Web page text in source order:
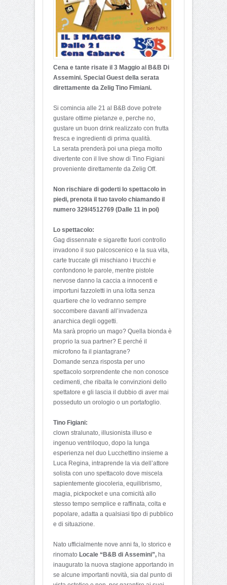
Cena e tante risate il 3 Maggio al B&B Di
Assemini. Special Guest della serata
direttamente da Zelig Tino Fimiani.
Si comincia alle 21 al B&B dove potrete
gustare ottime pietanze e, perche no,
gustare un buon drink realizzato con frutta
fresca e ingredienti di prima qualità.
La serata prenderà poi una piega molto
divertente con il live show di Tino Figiani
proveniente direttamente da Zelig Off.
Non rischiare di goderti lo spettacolo in
piedi, prenota il tuo tavolo chiamando il
numero 329/4512769 (Dalle 11 in poi)
Lo spettacolo:
Gag dissennate e sigarette fuori controllo
invadono il suo palcoscenico e la sua vita,
carte truccate gli mischiano i trucchi e
confondono le parole, mentre pistole
nervose danno la caccia a innocenti e
importuni fazzoletti in una lotta senza
quartiere che lo vedranno sempre
soccombere davanti all’invadenza
anarchica degli oggetti.
Ma sarà proprio un mago? Quella bionda è
proprio la sua partner? E perché il
microfono fa il piantagrane?
Domande senza risposta per uno
spettacolo sorprendente che non conosce
cedimenti, che ribalta le convinzioni dello
spettatore e gli lascia il dubbio di aver mai
posseduto un orologio o un portafoglio.
Tino Figiani:
clown stralunato, illusionista illuso e
ingenuo ventriloquo, dopo la lunga
esperienza nel duo Lucchettino insieme a
Luca Regina, intraprende la via dell’attore
solista con uno spettacolo dove miscela
sapientemente giocoleria, equilibrismo,
magia, pickpocket e una comicità allo
stesso tempo semplice e raffinata, colta e
popolare, adatta a qualsiasi tipo di pubblico
e di situazione.
Nato ufficialmente nove anni fa, lo storico e
rinomato Locale “B&B di Assemini”, ha
inaugurato la nuova stagione apportando in
se alcune importanti novità, sia dal punto di